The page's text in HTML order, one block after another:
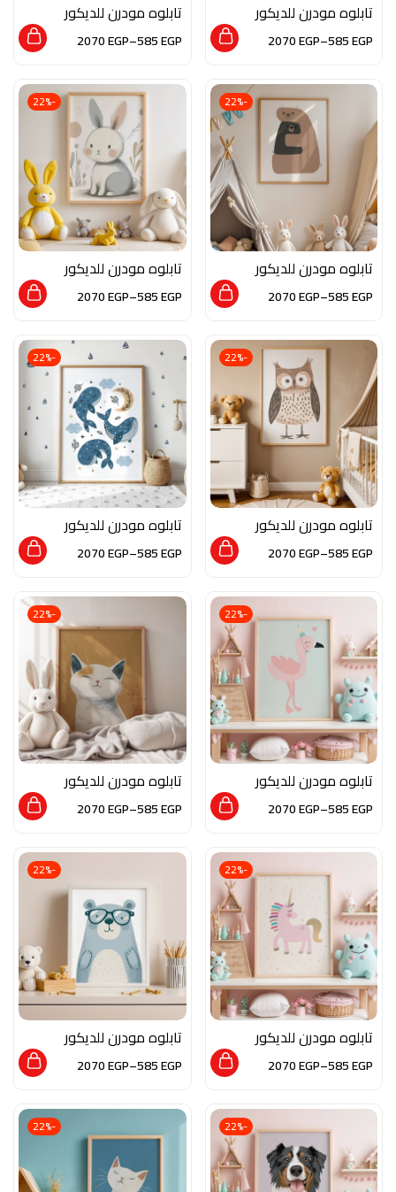
تابلوه مودرن للديكور
من الخشب الطبيعي و
الزجاج بلمسه من الفن
585EGP
–
2070EGP
تابلوه مودرن للديكور
من الخشب الطبيعي و
الزجاج بلمسه من الفن
585EGP
–
2070EGP
-22%
تابلوه مودرن للديكور
من الخشب الطبيعي و
الزجاج بلمسه من الفن
585EGP
–
2070EGP
-22%
تابلوه مودرن للديكور
من الخشب الطبيعي و
الزجاج بلمسه من الفن
585EGP
–
2070EGP
-22%
تابلوه مودرن للديكور
من الخشب الطبيعي و
الزجاج بلمسه من الفن
585EGP
–
2070EGP
-22%
تابلوه مودرن للديكور
من الخشب الطبيعي و
الزجاج بلمسه من الفن
585EGP
–
2070EGP
-22%
تابلوه مودرن للديكور
من الخشب الطبيعي و
الزجاج بلمسه من الفن
585EGP
–
2070EGP
-22%
تابلوه مودرن للديكور
من الخشب الطبيعي و
الزجاج بلمسه من الفن
585EGP
–
2070EGP
-22%
تابلوه مودرن للديكور
من الخشب الطبيعي و
الزجاج بلمسه من الفن
585EGP
–
2070EGP
-22%
تابلوه مودرن للديكور
من الخشب الطبيعي و
الزجاج بلمسه من الفن
585EGP
–
2070EGP
-22%
-22%